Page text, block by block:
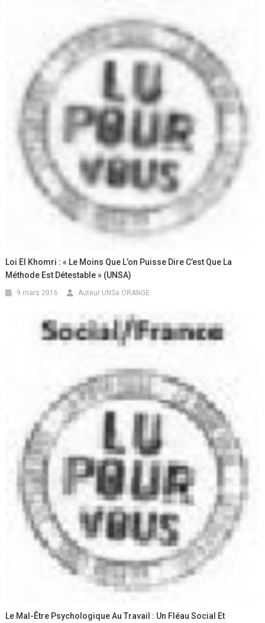
Loi El Khomri : « Le Moins Que L’on Puisse Dire C’est Que La
Méthode Est Détestable » (UNSA)
9 mars 2016 Auteur UNSa ORANGE
Le Mal-Être Psychologique Au Travail : Un Fléau Social Et